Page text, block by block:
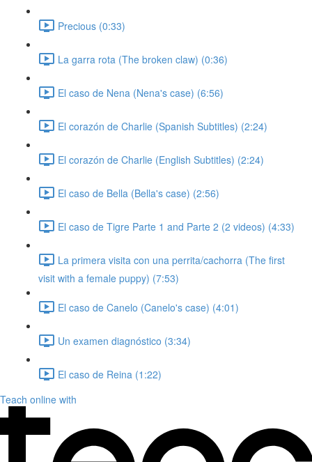
Precious (0:33)
La garra rota (The broken claw) (0:36)
El caso de Nena (Nena's case) (6:56)
El corazón de Charlie (Spanish Subtitles) (2:24)
El corazón de Charlie (English Subtitles) (2:24)
El caso de Bella (Bella's case) (2:56)
El caso de Tigre Parte 1 and Parte 2 (2 videos) (4:33)
La primera visita con una perrita/cachorra (The first
visit with a female puppy) (7:53)
El caso de Canelo (Canelo's case) (4:01)
Un examen diagnóstico (3:34)
El caso de Reina (1:22)
Teach online with